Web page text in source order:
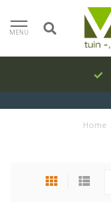
MENU
Home